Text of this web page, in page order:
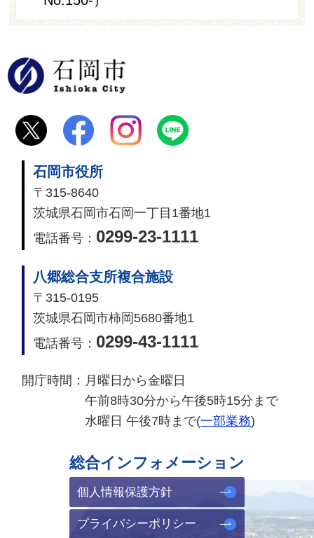
石岡市役所
〒315-8640
茨城県石岡市石岡一丁目1番地1
電話番号： 0299-23-1111
八郷総合支所複合施設
〒315-0195
茨城県石岡市柿岡5680番地1
電話番号： 0299-43-1111
開庁時間： 月曜日から金曜日
午前8時30分から午後5時15分まで
水曜日 午後7時まで(一部業務)
総合インフォメーション
個人情報保護方針
プライバシーポリシー